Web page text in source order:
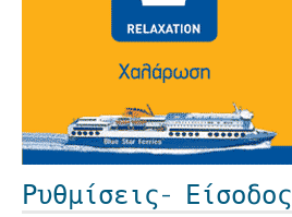
Ρυθμίσεις- Είσοδος